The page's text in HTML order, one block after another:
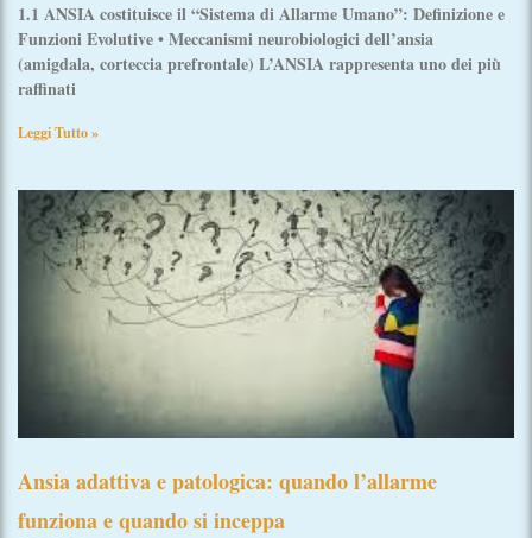
1.1 ANSIA costituisce il “Sistema di Allarme Umano”: Definizione e
Funzioni Evolutive • Meccanismi neurobiologici dell’ansia
(amigdala, corteccia prefrontale) L’ANSIA rappresenta uno dei più
raffinati
Leggi Tutto »
Ansia adattiva e patologica: quando l’allarme
funziona e quando si inceppa